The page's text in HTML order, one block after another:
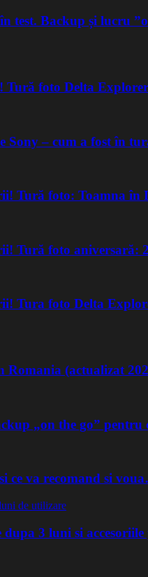
test. Backup și lucru
Tură foto Delta
Sony – cum a fost în
Tură foto: Toamna în
Tură foto aniversară:
Tura foto Delta
Romania (actualizat
„on the go”
ce va recomand si
3 luni si